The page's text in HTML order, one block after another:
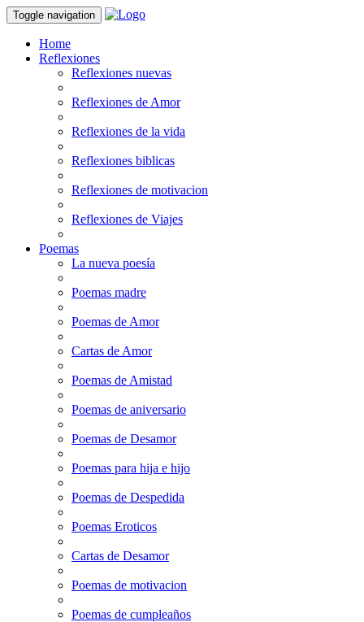
Toggle navigation
Home
Reflexiones
Reflexiones nuevas
Reflexiones de Amor
Reflexiones de la vida
Reflexiones biblicas
Reflexiones de motivacion
Reflexiones de Viajes
Poemas
La nueva poesía
Poemas madre
Poemas de Amor
Cartas de Amor
Poemas de Amistad
Poemas de aniversario
Poemas de Desamor
Poemas para hija e hijo
Poemas de Despedida
Poemas Eroticos
Cartas de Desamor
Poemas de motivacion
Poemas de cumpleaños